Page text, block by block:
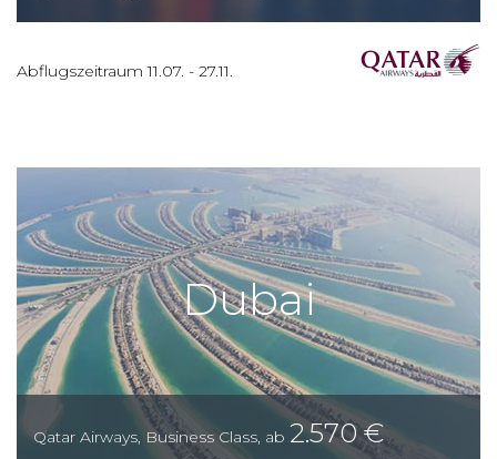
Abflugszeitraum11.07. - 27.11.
Dubai
Qatar Airways, Business Class, ab 2.570€